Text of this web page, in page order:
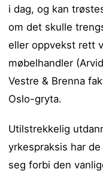
i dag, og kan
om det skulle
eller oppvekst rett
møbelhandler
Vestre & Brenna
Oslo-gryta.
Utilstrekkelig
yrkespraksis har
seg forbi den